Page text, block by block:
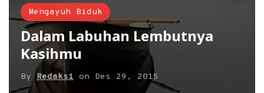
Mengayuh Biduk
Dalam Labuhan Lembutnya
Kasihmu
By Redaksi on Des 29, 2015